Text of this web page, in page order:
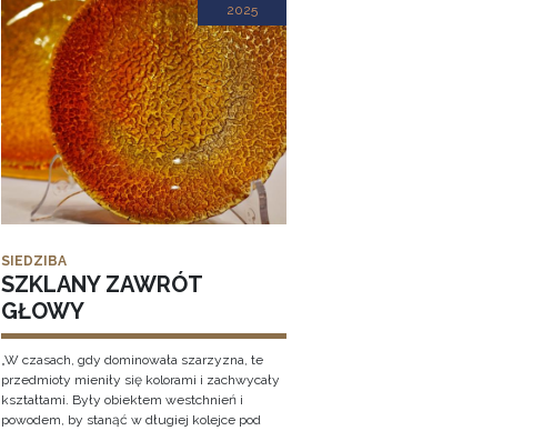
2025
SIEDZIBA
SZKLANY ZAWRÓT
GŁOWY
„W czasach, gdy dominowała szarzyzna, te
przedmioty mieniły się kolorami i zachwycały
kształtami. Były obiektem westchnień i
powodem, by stanąć w długiej kolejce pod